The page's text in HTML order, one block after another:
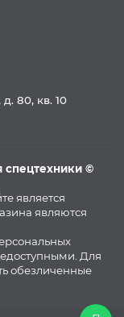
80, кв. 10
спецтехники ©
является
являются
Для
обезличенные